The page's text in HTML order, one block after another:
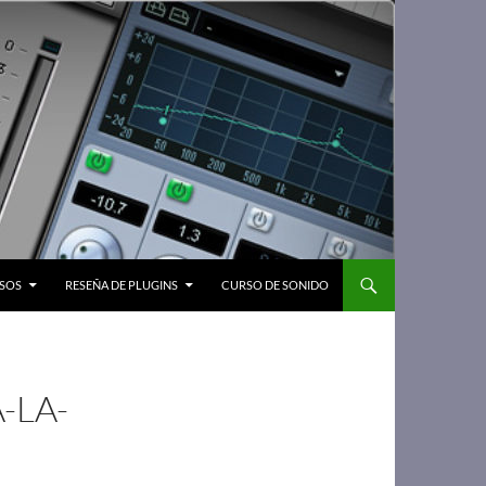
RESEÑA DE PLUGINS CURSO DE SONIDO
LA-